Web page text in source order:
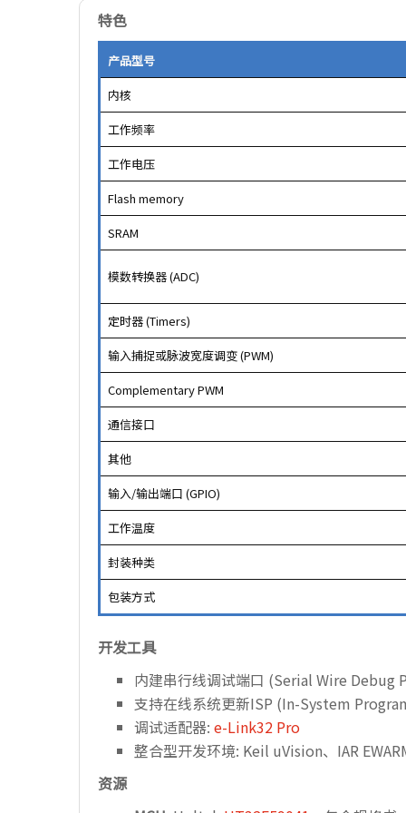
特色
产品型号
内核
工作频率
工作电压
Flash memory
SRAM
模数转换器 (ADC)
定时器 (Timers)
输入捕捉或脉波宽度调变 (PWM)
Complementary PWM
通信接口
其他
输入/输出端口 (GPIO)
工作温度
封装种类
包装方式
开发工具
内建串行线调试端口 (Serial Wire Debug
支持在线系统更新ISP (In-System
调试适配器: e-Link32 Pro
整合型开发环境: Keil uVision、IAR
资源